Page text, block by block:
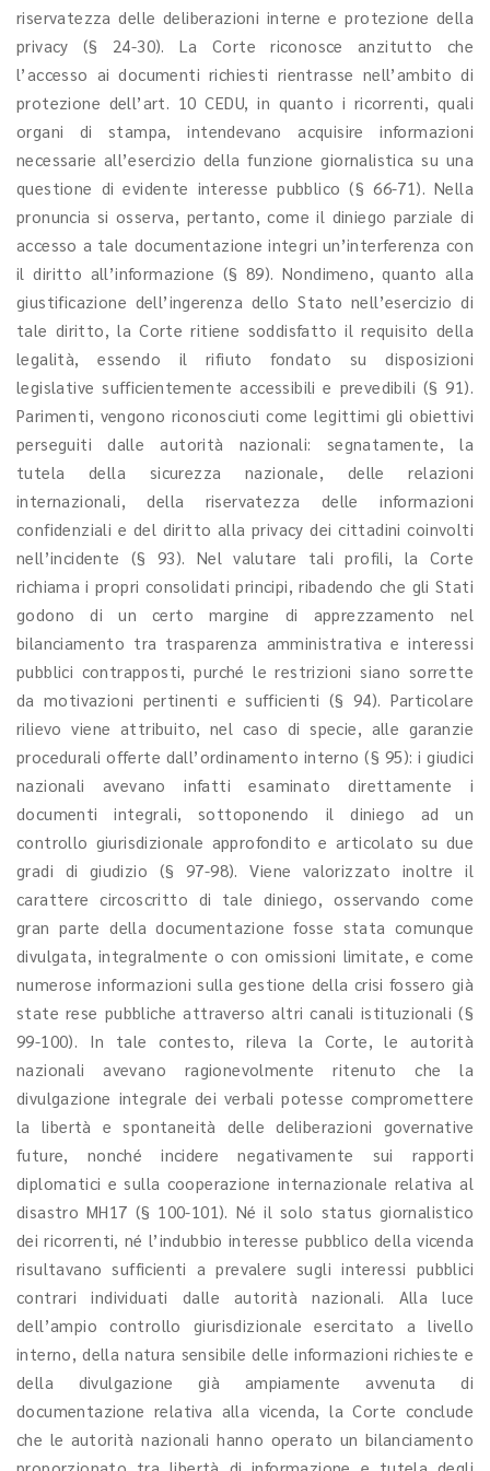
riservatezza delle deliberazioni interne e protezione della
privacy (§ 24-30). La Corte riconosce anzitutto che
l’accesso ai documenti richiesti rientrasse nell’ambito di
protezione dell’art. 10 CEDU, in quanto i ricorrenti, quali
organi di stampa, intendevano acquisire informazioni
necessarie all’esercizio della funzione giornalistica su una
questione di evidente interesse pubblico (§ 66-71). Nella
pronuncia si osserva, pertanto, come il diniego parziale di
accesso a tale documentazione integri un’interferenza con
il diritto all’informazione (§ 89). Nondimeno, quanto alla
giustificazione dell’ingerenza dello Stato nell’esercizio di
tale diritto, la Corte ritiene soddisfatto il requisito della
legalità, essendo il rifiuto fondato su disposizioni
legislative sufficientemente accessibili e prevedibili (§ 91).
Parimenti, vengono riconosciuti come legittimi gli obiettivi
perseguiti dalle autorità nazionali: segnatamente, la
tutela della sicurezza nazionale, delle relazioni
internazionali, della riservatezza delle informazioni
confidenziali e del diritto alla privacy dei cittadini coinvolti
nell’incidente (§ 93). Nel valutare tali profili, la Corte
richiama i propri consolidati principi, ribadendo che gli Stati
godono di un certo margine di apprezzamento nel
bilanciamento tra trasparenza amministrativa e interessi
pubblici contrapposti, purché le restrizioni siano sorrette
da motivazioni pertinenti e sufficienti (§ 94). Particolare
rilievo viene attribuito, nel caso di specie, alle garanzie
procedurali offerte dall’ordinamento interno (§ 95): i giudici
nazionali avevano infatti esaminato direttamente i
documenti integrali, sottoponendo il diniego ad un
controllo giurisdizionale approfondito e articolato su due
gradi di giudizio (§ 97-98). Viene valorizzato inoltre il
carattere circoscritto di tale diniego, osservando come
gran parte della documentazione fosse stata comunque
divulgata, integralmente o con omissioni limitate, e come
numerose informazioni sulla gestione della crisi fossero già
state rese pubbliche attraverso altri canali istituzionali (§
99-100). In tale contesto, rileva la Corte, le autorità
nazionali avevano ragionevolmente ritenuto che la
divulgazione integrale dei verbali potesse compromettere
la libertà e spontaneità delle deliberazioni governative
future, nonché incidere negativamente sui rapporti
diplomatici e sulla cooperazione internazionale relativa al
disastro MH17 (§ 100-101). Né il solo status giornalistico
dei ricorrenti, né l’indubbio interesse pubblico della vicenda
risultavano sufficienti a prevalere sugli interessi pubblici
contrari individuati dalle autorità nazionali. Alla luce
dell’ampio controllo giurisdizionale esercitato a livello
interno, della natura sensibile delle informazioni richieste e
della divulgazione già ampiamente avvenuta di
documentazione relativa alla vicenda, la Corte conclude
che le autorità nazionali hanno operato un bilanciamento
proporzionato tra libertà di informazione e tutela degli